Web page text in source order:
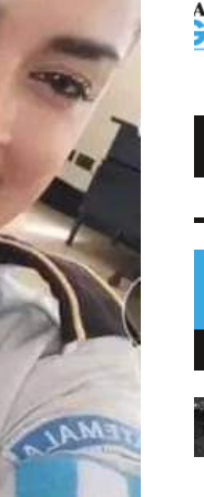
al polisilicio
solares
7 AGO